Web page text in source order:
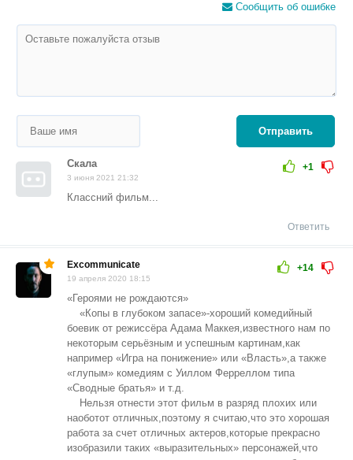
Сообщить об ошибке
Отправить
+1
Скала
3 июня 2021 21:32
Классний фильм...
Ответить
+14
Excommunicate
19 апреля 2020 18:15
«Героями не рождаются»
«Копы в глубоком запасе»-хороший комедийный
боевик от режиссёра Адама Маккея,известного нам по
некоторым серьёзным и успешным картинам,как
например «Игра на понижение» или «Власть»,а также
«глупым» комедиям с Уиллом Ферреллом типа
«Сводные братья» и т.д.
Нельзя отнести этот фильм в разряд плохих или
наоботот отличных,поэтому я считаю,что это хорошая
работа за счет отличных актеров,которые прекрасно
изобразили таких «выразительных» персонажей,что